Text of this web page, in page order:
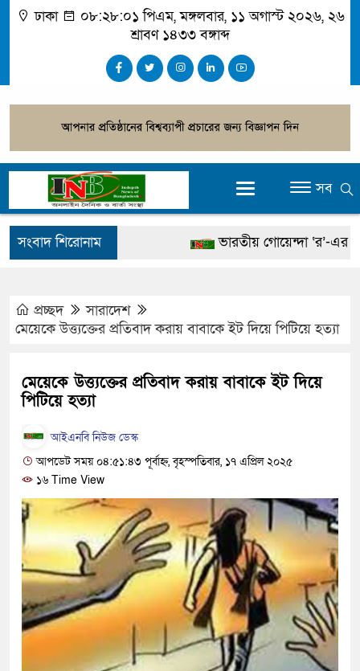
ঢাকা ০৮:২৮:০২ পিএম, মঙ্গলবার, ১১ অগাস্ট ২০২৬, ২৬
শ্রাবণ ১৪৩৩ বঙ্গাব্দ
সব
সংবাদ শিরোনাম
ভারতীয় গোয়েন্দা ‘র’-এর
খালেদা জিয়ার বিরুদ্ধে মিথ্যা
হবে: প্রধানমন্ত্রী
১৫ মাস পর দেশে ফিরছেন
পুলিশ কোনো দলের বা গোষ্ঠীর
স্বরাষ্ট্রমন্ত্রী
গাজীপুরে সাতজনকে হত্যার
প্রচ্ছদ
সারাদেশ
মেয়েকে উত্ত্যক্তের প্রতিবাদ করায় বাবাকে ইট দিয়ে পিটিয়ে হত্যা
মেয়েকে উত্ত্যক্তের প্রতিবাদ করায় বাবাকে ইট দিয়ে
পিটিয়ে হত্যা
আইএনবি নিউজ ডেস্ক
আপডেট সময় ০৪:৫১:৪৩ পূর্বাহ্ন, বৃহস্পতিবার, ১৭ এপ্রিল ২০২৫
১৬ Time View